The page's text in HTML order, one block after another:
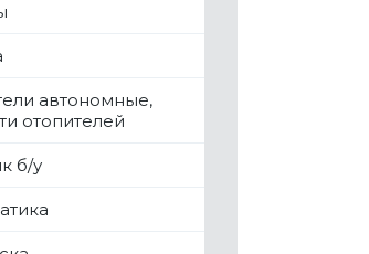
автономные,
отопителей
б/у